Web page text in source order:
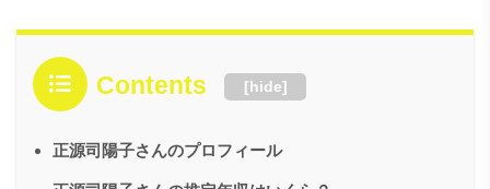
Contents [hide]
正源司陽子さんのプロフィール